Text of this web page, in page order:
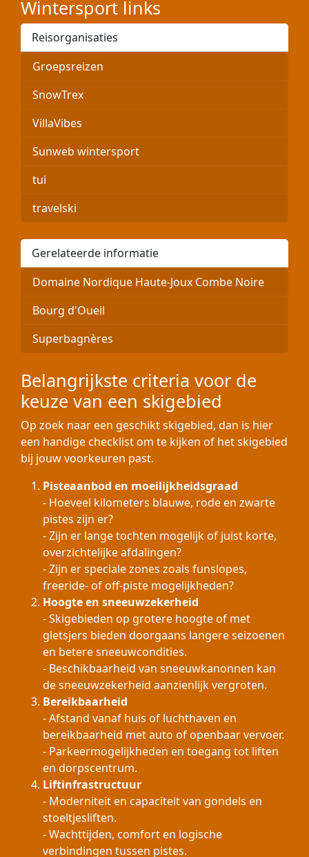
Wintersport links
Reisorganisaties
Groepsreizen
SnowTrex
VillaVibes
Sunweb wintersport
tui
travelski
Gerelateerde informatie
Domaine Nordique Haute-Joux Combe Noire
Bourg d'Oueil
Superbagnères
Belangrijkste criteria voor de
keuze van een skigebied
Op zoek naar een geschikt skigebied, dan is hier
een handige checklist om te kijken of het skigebied
bij jouw voorkeuren past.
Pisteaanbod en moeilijkheidsgraad
- Hoeveel kilometers blauwe, rode en zwarte
pistes zijn er?
- Zijn er lange tochten mogelijk of juist korte,
overzichtelijke afdalingen?
- Zijn er speciale zones zoals funslopes,
freeride- of off-piste mogelijkheden?
Hoogte en sneeuwzekerheid
- Skigebieden op grotere hoogte of met
gletsjers bieden doorgaans langere seizoenen
en betere sneeuwcondities.
- Beschikbaarheid van sneeuwkanonnen kan
de sneeuwzekerheid aanzienlijk vergroten.
Bereikbaarheid
- Afstand vanaf huis of luchthaven en
bereikbaarheid met auto of openbaar vervoer.
- Parkeermogelijkheden en toegang tot liften
en dorpscentrum.
Liftinfrastructuur
- Moderniteit en capaciteit van gondels en
stoeltjesliften.
- Wachttijden, comfort en logische
verbindingen tussen pistes.